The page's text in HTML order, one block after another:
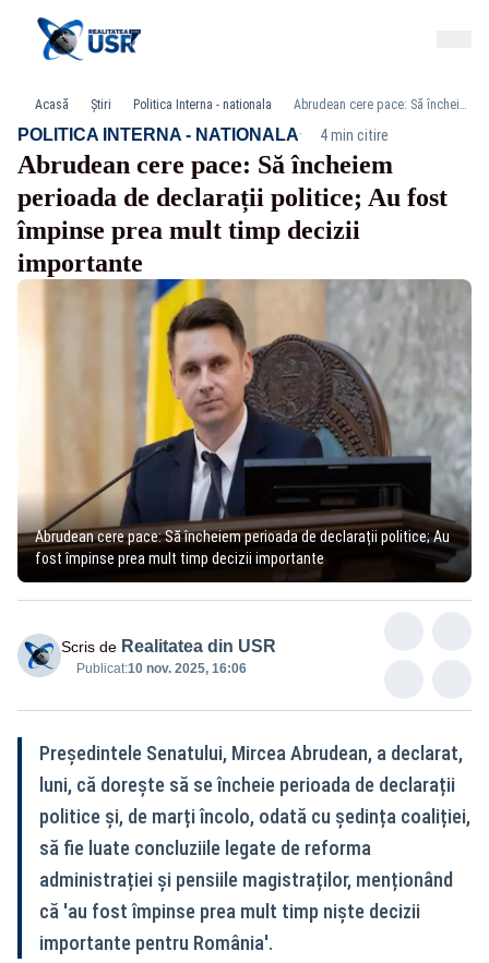
Acasă Știri Politica Interna - nationala Abrudean cere pace: Să încheiem perioada de declarații politice; Au fost împinse prea mult timp decizii importante
POLITICA INTERNA - NATIONALA· 4 min citire
Abrudean cere pace: Să încheiem
perioada de declarații politice; Au fost
împinse prea mult timp decizii
importante
Abrudean cere pace: Să încheiem perioada de declarații politice; Au
fost împinse prea mult timp decizii importante
Scris de Realitatea din USR
Publicat:10 nov. 2025, 16:06
Președintele Senatului, Mircea Abrudean, a declarat,
luni, că dorește să se încheie perioada de declarații
politice și, de marți încolo, odată cu ședința coaliției,
să fie luate concluziile legate de reforma
administrației și pensiile magistraților, menționând
că 'au fost împinse prea mult timp niște decizii
importante pentru România'.